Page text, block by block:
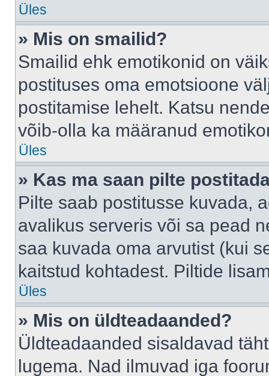
Üles
» Mis on smailid?
Smailid ehk emotikonid on
postituses oma emotsioone
postitamise lehelt. Katsu
võib-olla ka määranud
Üles
» Kas ma saan pilte
Pilte saab postitusse kuvada,
avalikus serveris või sa pead
saa kuvada oma arvutist (kui
kaitstud kohtadest. Piltide
Üles
» Mis on üldteadaanded?
Üldteadaanded sisaldavad
lugema. Nad ilmuvad iga